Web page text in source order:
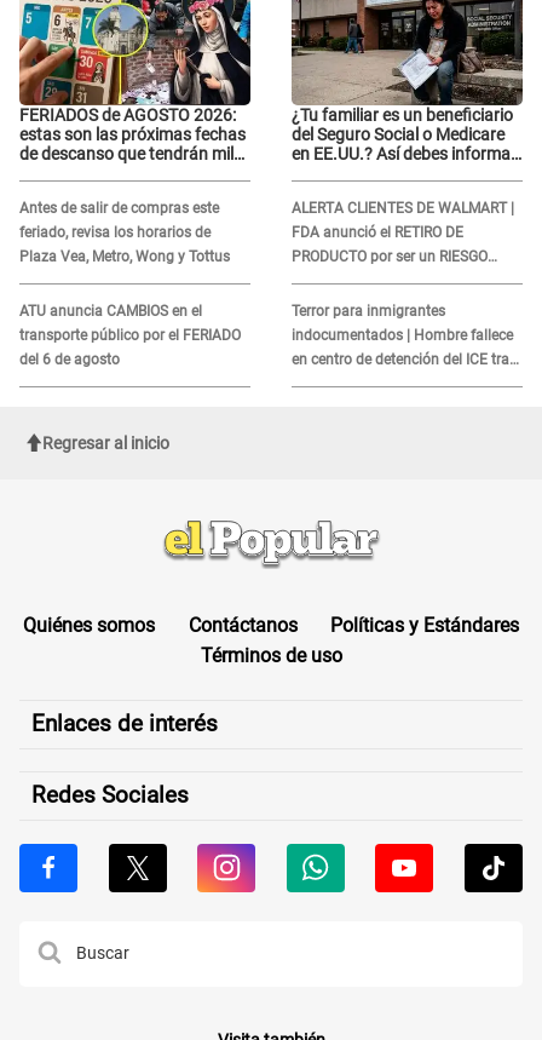
FERIADOS de AGOSTO 2026:
estas son las próximas fechas
de descanso que tendrán miles
Antes de salir de compras este
feriado, revisa los horarios de
Plaza Vea, Metro, Wong y Tottus
ATU anuncia CAMBIOS en el
transporte público por el FERIADO
del 6 de agosto
¿Tu familiar es un beneficiario
del Seguro Social o Medicare
en EE.UU.? Así debes informar
ALERTA CLIENTES DE WALMART |
FDA anunció el RETIRO DE
PRODUCTO por ser un RIESGO
MORTAL para consumidores: ¿Cuál
es?
Terror para inmigrantes
indocumentados | Hombre fallece
en centro de detención del ICE tras
sufrir una "emergencia médica"
Regresar al inicio
Quiénes somos Contáctanos
Políticas y Estándares
Términos de uso
Enlaces de interés
Redes Sociales